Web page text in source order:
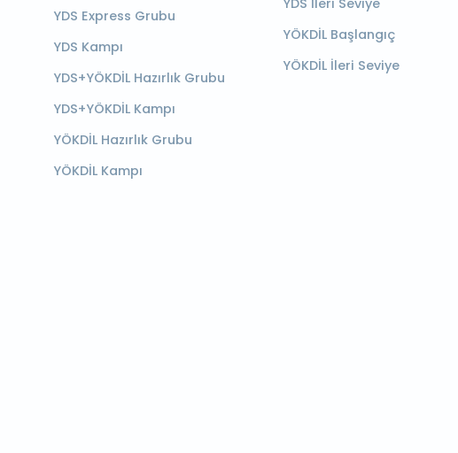
YDS Express Grubu
YDS Kampı
YDS+YÖKDİL Hazırlık Grubu
YDS+YÖKDİL Kampı
YÖKDİL Hazırlık Grubu
YÖKDİL Kampı
YDS İleri Seviye
YÖKDİL Başlangıç
YÖKDİL İleri Seviye